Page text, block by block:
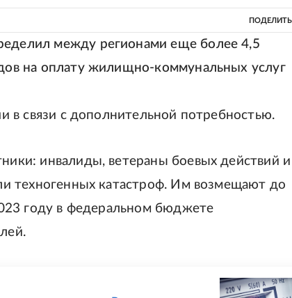
между регионами еще более 4,5
на оплату жилищно-коммунальных услуг
в связи с дополнительной потребностью.
инвалиды, ветераны боевых действий и
техногенных катастроф. Им возмещают до
году в федеральном бюджете